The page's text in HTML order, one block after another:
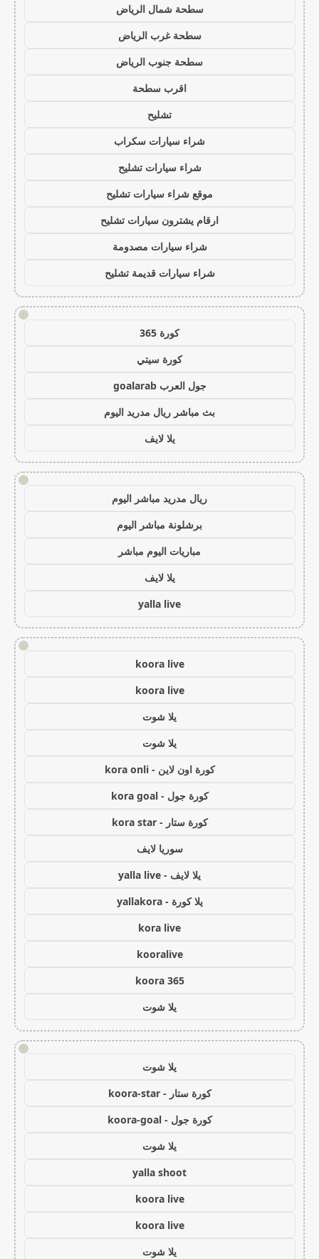
سطحة شمال الرياض
سطحة غرب الرياض
سطحة جنوب الرياض
اقرب سطحة
تشليح
شراء سيارات سكراب
شراء سيارات تشليح
موقع شراء سيارات تشليح
ارقام يشترون سيارات تشليح
شراء سيارات مصدومة
شراء سيارات قديمة تشليح
!
كورة 365
كورة سيتي
جول العرب goalarab
بث مباشر ريال مدريد اليوم
يلا لايف
!
ريال مدريد مباشر اليوم
برشلونة مباشر اليوم
مباريات اليوم مباشر
يلا لايف
yalla live
!
koora live
koora live
يلا شوت
يلا شوت
كورة اون لاين - kora onli
كورة جول - kora goal
كورة ستار - kora star
سوريا لايف
يلا لايف - yalla live
يلا كورة - yallakora
kora live
kooralive
koora 365
يلا شوت
!
يلا شوت
كورة ستار - koora-star
كورة جول - koora-goal
يلا شوت
yalla shoot
koora live
koora live
يلا شوت